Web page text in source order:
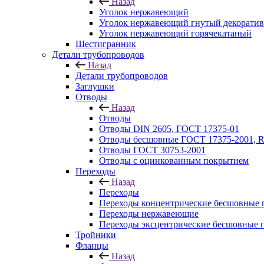
Уголок нержавеющий
Уголок нержавеющий гнутый
Уголок нержавеющий горячекатаный
Шестигранник
Детали трубопроводов
Назад
Детали трубопроводов
Заглушки
Отводы
Назад
Отводы
Отводы DIN 2605, ГОСТ 17375-01
Отводы бесшовные ГОСТ 17375-2001,
Отводы ГОСТ 30753-2001
Отводы с оцинкованным покрытием
Переходы
Назад
Переходы
Переходы концентрические бесшовные
Переходы нержавеющие
Переходы эксцентрические бесшовные
Тройники
Фланцы
Назад